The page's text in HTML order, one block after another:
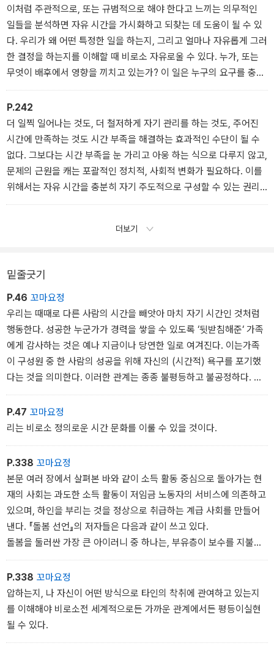
으로 대체할 수 없는 고유한 가치를 돌봄에 부여해야 한다.
이처럼 주관적으로, 또는 규범적으로 해야 한다고 느끼는 의무적인
일들을 분석하면 자유 시간을 가시화하고 되찾는 데 도움이 될 수 있
다. 우리가 왜 어떤 특정한 일을 하는지, 그리고 얼마나 자유롭게 그러
한 결정을 하는지를 이해할 때 비로소 자유로울 수 있다. 누가, 또는
무엇이 배후에서 영향을 끼치고 있는가? 이 일은 누구의 요구를 충족
하고 있을까? 언뜻 보면 자기 자신의 시간인 것처럼 보이는 시간도 사
실은 다른 사람의 시간인 경우가 많다.
P.242
더 일찍 일어나는 것도, 더 철저하게 자기 관리를 하는 것도, 주어진
시간에 만족하는 것도 시간 부족을 해결하는 효과적인 수단이 될 수
없다. 그보다는 시간 부족을 눈 가리고 아웅 하는 식으로 다루지 않고,
문제의 근원을 캐는 포괄적인 정치적, 사회적 변화가 필요하다. 이를
위해서는 자유 시간을 충분히 자기 주도적으로 구성할 수 있는 권리
가 정치적 의제가 되어야 한다.
더보기
밑줄긋기
P.46 꼬마요정
우리는 때때로 다른 사람의 시간을 빼앗아 마치 자기 시간인 것처럼
행동한다. 성공한 누군가가 경력을 쌓을 수 있도록 ‘뒷받침해준‘ 가족
에게 감사하는 것은 예나 지금이나 당연한 일로 여겨진다. 이는가족
이 구성원 중 한 사람의 성공을 위해 자신의 (시간적) 욕구를 포기했
다는 것을 의미한다. 이러한 관계는 종종 불평등하고 불공정하다. 유
명한 TV 진행자 클라우스 클레버 (Claus Kleber)는 65세가 되던 20
20년에 어느 인터뷰에서 아내가 ˝(자신의) 경력에 대한 대가를대신
치렀다˝고 인정했다. 의사인 아내는 남편 클레버의 직업이 우선이었
찰을 하는 사람은 드물며, 과거를 돌이켜볼 때만 그러한 생각을 한다.
여전히 많은 사람이 다른 사람의 시간을 자기 시간으로 생각하거나
가치가 덜 하다고 여기는 것을 정상이라고 생각하는 듯하다. 권력의
차이는 바로 이렇게 생겨난다.
우리의 시간은 항상 다른 사람의 시간과 연결되어 있는 상호적인 것
이다. 우리가 다른 사람의 시간을 빼앗거나 그들의 시간을 우리 시간
루는 방식이 다른 사람의 삶에 어떤 영향을 끼치는지 질문해야 한다.
시간 부족에서 벗어날 방법은 개인이나 협소한 집단에서찾을 수 없
다. 그러기엔 우리의 시간은 서로 너무 밀접하고 다양한방식으로 연
결되어 있다. 시간으로 서로 얽힌 관계를 풀어헤쳐 소수가 아닌 다수
P.47 꼬마요정
리는 비로소 정의로운 시간 문화를 이룰 수 있을 것이다.
P.338 꼬마요정
본문 여러 장에서 살펴본 바와 같이 소득 활동 중심으로 돌아가는 현
재의 사회는 과도한 소득 활동이 저임금 노동자의 서비스에 의존하고
있으며, 하인을 부리는 것을 정상으로 취급하는 계급 사회를 만들어
낸다. 『돌봄 선언』의 저자들은 다음과 같이 쓰고 있다.
돌봄을 둘러싼 가장 큰 아이러니 중 하나는, 부유층이 보수를 지불해
서 돌봄을 제공하는 사람들을 고용하지만, 사실 그들에게 가장 많이
의존하는 사람들이 부유한 사람들이라는 것이다. ˝ 이러한 불공정한
분업은 저임금, 저숙련 서비스 직종에 지속적으로 머무르는 사람들이
있어야만 존속될 수 있다. 부유한 국가에서 이러한 일자리를얻으려는
사람들을 계속 공급하려면, 세계의 어느 지역이 영구적으로 위기 상
P.338 꼬마요정
압하는지, 나 자신이 어떤 방식으로 타인의 착취에 관여하고 있는지
를 이해해야 비로소전 세계적으로든 가까운 관계에서든 평등이실현
될 수 있다.